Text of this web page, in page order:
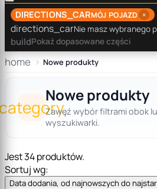
DIRECTIONS_CARMÓJ POJAZD ×
directions_carNie masz wybranego
buildPokaż dopasowane części
home Nowe produkty
Nowe produkty
Zawęź wybór filtrami obok
wyszukiwarki.
Jest 34 produktów.
Sortuj wg:
Data dodania, od najnowszych do